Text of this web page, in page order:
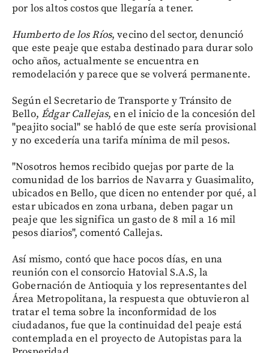
por los altos costos que llegaría a tener.
Humberto de los Ríos, vecino del sector, denunció
que este peaje que estaba destinado para durar solo
ocho años, actualmente se encuentra en
remodelación y parece que se volverá permanente.
Según el Secretario de Transporte y Tránsito de
Bello,Édgar Callejas, en el inicio de la concesión del
"peajito social" se habló de que este sería provisional
y no excedería una tarifa mínima de mil pesos.
"Nosotros hemos recibido quejas por parte de la
comunidad de los barrios de Navarra y Guasimalito,
ubicados en Bello, que dicen no entender por qué, al
estar ubicados en zona urbana, deben pagar un
peaje que les significa un gasto de 8 mil a 16 mil
pesos diarios", comentó Callejas.
Así mismo, contó que hace pocos días, en una
reunión con el consorcio Hatovial S.A.S, la
Gobernación de Antioquia y los representantes del
Área Metropolitana, la respuesta que obtuvieron al
tratar el tema sobre la inconformidad de los
ciudadanos, fue que la continuidad del peaje está
contemplada en el proyecto de Autopistas para la